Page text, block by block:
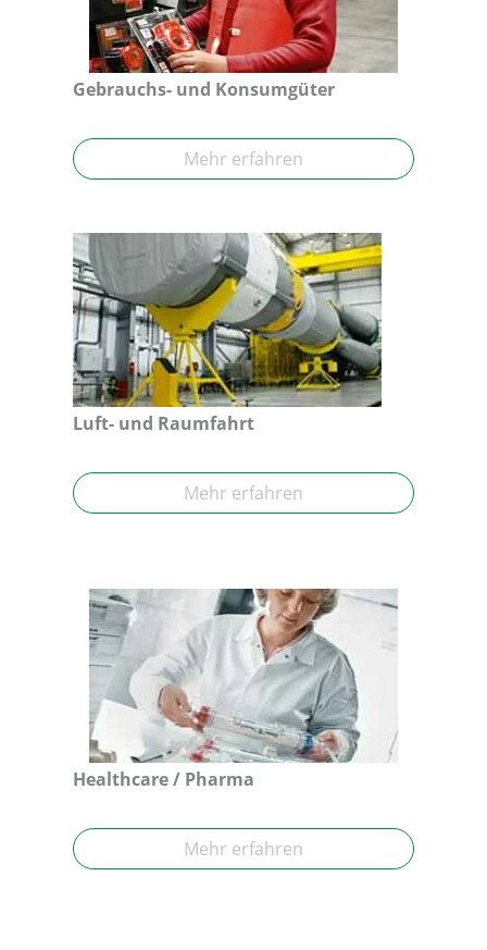
Gebrauchs- und Konsumgüter
Mehr erfahren
Luft- und Raumfahrt
Mehr erfahren
Healthcare / Pharma
Mehr erfahren